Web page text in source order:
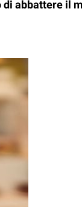
abbattere il